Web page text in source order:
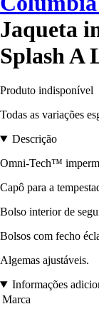
Jaqueta
Splash A
Produto indisponível
Todas as variações
Descrição
Omni-Tech™
Capô para a
Bolso interior de
Bolsos com fecho
Algemas ajustáveis.
Informações
Marca